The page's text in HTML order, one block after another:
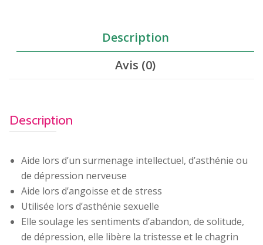
Description
Avis (0)
Description
Aide lors d’un surmenage intellectuel, d’asthénie ou
de dépression nerveuse
Aide lors d’angoisse et de stress
Utilisée lors d’asthénie sexuelle
Elle soulage les sentiments d’abandon, de solitude,
de dépression, elle libère la tristesse et le chagrin